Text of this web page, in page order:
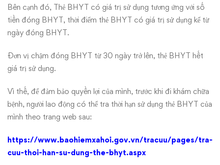
Bên cạnh đó, Thẻ BHYT có giá trị sử dụng tương ứng với số
tiền đóng BHYT, thời điểm thẻ BHYT có giá trị sử dụng kể từ
ngày đóng BHYT.
Đơn vị chậm đóng BHYT từ 30 ngày trở lên, thẻ BHYT hết
giá trị sử dụng.
Vì thế, để đảm bảo quyền lợi của mình, trước khi đi khám chữa
bệnh, người lao động có thể tra thời hạn sử dụng thẻ BHYT của
mình theo trang web sau:
https://www.baohiemxahoi.gov.vn/tracuu/pages/tra-
cuu-thoi-han-su-dung-the-bhyt.aspx